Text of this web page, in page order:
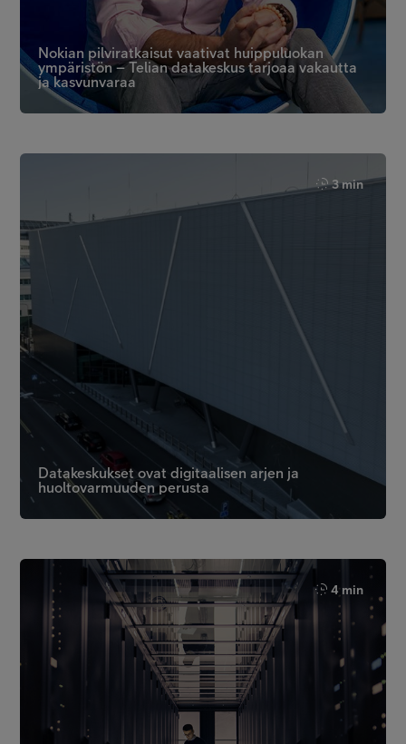
Nokian pilviratkaisut vaativat huippuluokan
ympäristön – Telian datakeskus tarjoaa vakautta
ja kasvunvaraa
3 min
Datakeskukset ovat digitaalisen arjen ja
huoltovarmuuden perusta
4 min